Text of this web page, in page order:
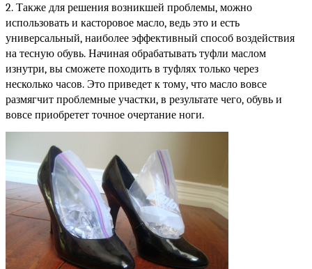
2. Также для решения возникшей проблемы, можно
использовать и касторовое масло, ведь это и есть
универсальный, наиболее эффективный способ воздействия
на тесную обувь. Начиная обрабатывать туфли маслом
изнутри, вы сможете походить в туфлях только через
несколько часов. Это приведет к тому, что масло вовсе
размягчит проблемные участки, в результате чего, обувь и
вовсе приобретет точное очертание ноги.